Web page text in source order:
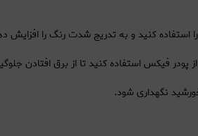
استفاده کنید و به تدریج شدت رنگ را افزایش
فیکس استفاده کنید تا از برق افتادن
نگهداری شود.